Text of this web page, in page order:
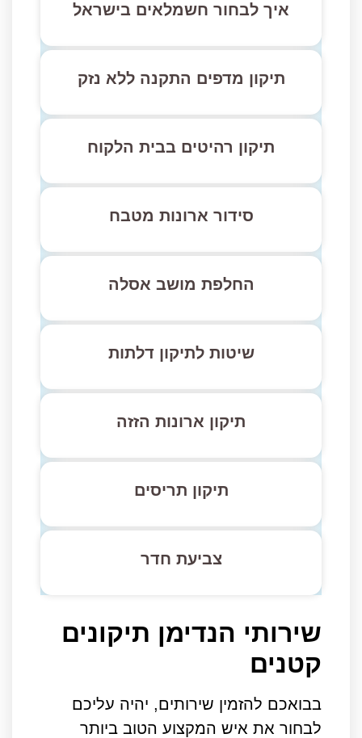
איך לבחור חשמלאים בישראל
תיקון מדפים התקנה ללא נזק
תיקון רהיטים בבית הלקוח
סידור ארונות מטבח
החלפת מושב אסלה
שיטות לתיקון דלתות
תיקון ארונות הזזה
תיקון תריסים
צביעת חדר
שירותי הנדימן תיקונים
קטנים
בבואכם להזמין שירותים, יהיה עליכם
לבחור את איש המקצוע הטוב ביותר